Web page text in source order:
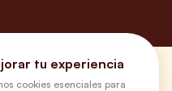
ayuda?
tu experiencia
cookies esenciales para